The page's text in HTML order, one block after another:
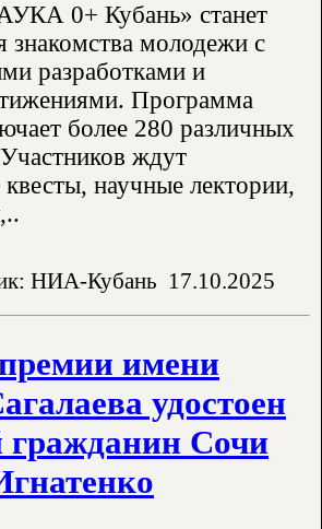
0+ Кубань» станет
знакомства молодежи с
разработками и
Программа
более 280 различных
ждут
квесты, научные лектории,
НИА-Кубань 17.10.2025
имени
удостоен
Сочи